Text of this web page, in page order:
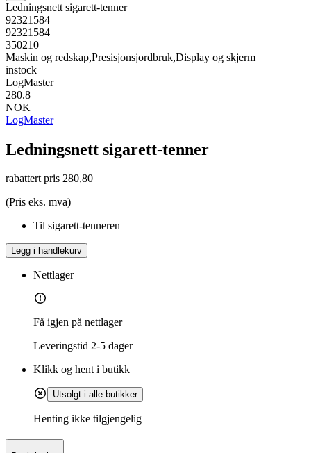
Ledningsnett sigarett-tenner
92321584
92321584
350210
Maskin og redskap,Presisjonsjordbruk,Display og skjerm
instock
LogMaster
280.8
NOK
LogMaster
Ledningsnett sigarett-tenner
rabattert pris 280,80
(Pris eks. mva)
Til sigarett-tenneren
Legg i handlekurv
Nettlager
Få igjen på nettlager
Leveringstid 2-5 dager
Klikk og hent i butikk
Utsolgt i alle butikker
Henting ikke tilgjengelig